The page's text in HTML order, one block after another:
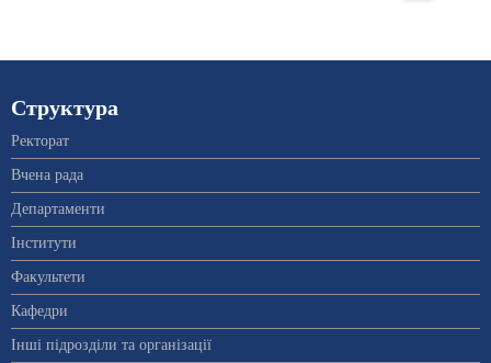
Структура
Ректорат
Вчена рада
Департаменти
Інститути
Факультети
Кафедри
Інші підрозділи та організації